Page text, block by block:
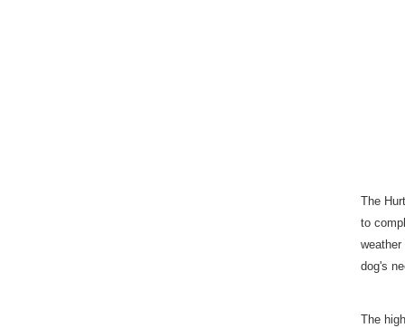
The
to
dog's
The